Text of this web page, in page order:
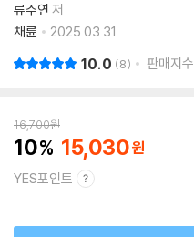
류주연 저
채륜
2025.03.31.
10.0 8 판매지수
16,700원
10 15,030
YES포인트